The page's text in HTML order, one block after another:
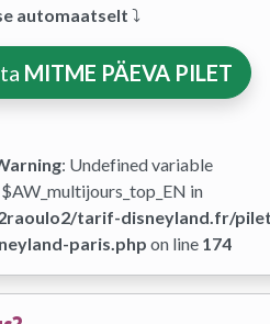
automaatselt ⤵
MITME PÄEVA PILET
: Undefined variable
$AW_multijours_top_EN in
tarif-disneyland.fr/
paris.php on line 174